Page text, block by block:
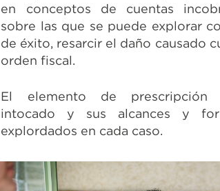
en conceptos de cuentas
sobre las que se puede explorar
de éxito, resarcir el daño causado
orden fiscal.
El elemento de prescripción
intocado y sus alcances y
explordados en cada caso.